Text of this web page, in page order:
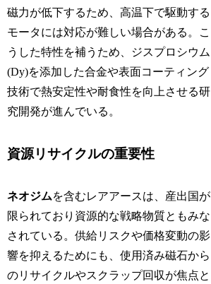
磁力が低下するため、高温下で駆動する
モータには対応が難しい場合がある。こ
うした特性を補うため、ジスプロシウム
(Dy)を添加した合金や表面コーティング
技術で熱安定性や耐食性を向上させる研
究開発が進んでいる。
資源リサイクルの重要性
ネオジムを含むレアアースは、産出国が
限られており資源的な戦略物質ともみな
されている。供給リスクや価格変動の影
響を抑えるためにも、使用済み磁石から
のリサイクルやスクラップ回収が焦点と